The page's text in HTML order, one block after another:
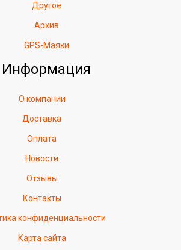
Другое
Архив
GPS-Маяки
Информация
О компании
Доставка
Оплата
Новости
Отзывы
Контакты
конфиденциальности
Карта сайта